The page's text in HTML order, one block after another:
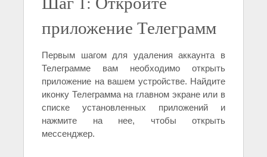
приложение Телеграмм
Первым шагом для удаления аккаунта в
Телеграмме вам необходимо открыть
приложение на вашем устройстве. Найдите
иконку Телеграмма на главном экране или в
списке установленных приложений и
нажмите на нее, чтобы открыть
мессенджер.